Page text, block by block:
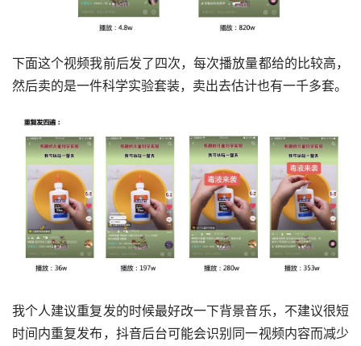
下面这个视频我前后发了四次，每次播放量都给的比较高，
然后卖的是一件科学实验套装，卖出去估计也有一千多套。
我个人建议重复发的时候最好改一下背景音乐，不建议很短
时间内重复发布，抖音后台可能会识别同一视频内容而减少